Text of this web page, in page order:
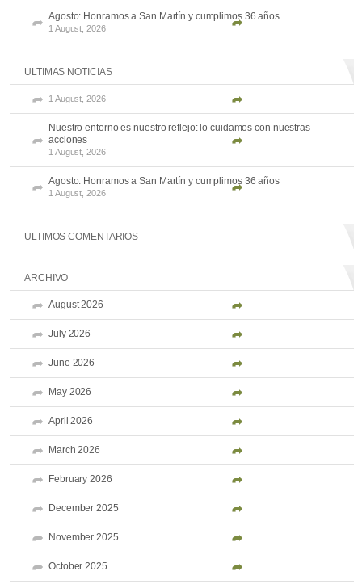
Agosto: Honramos a San Martín y cumplimos 36 años
1 August, 2026
ULTIMAS NOTICIAS
1 August, 2026
Nuestro entorno es nuestro reflejo: lo cuidamos con nuestras
acciones
1 August, 2026
Agosto: Honramos a San Martín y cumplimos 36 años
1 August, 2026
ULTIMOS COMENTARIOS
ARCHIVO
August 2026
July 2026
June 2026
May 2026
April 2026
March 2026
February 2026
December 2025
November 2025
October 2025